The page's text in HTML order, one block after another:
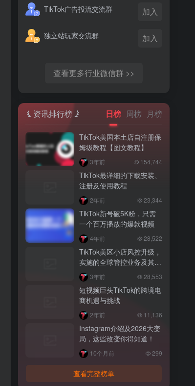
TikTok广告投流交流群 加入
独立站玩家交流群 加入
查看更多行业微信群 >>
资讯排行榜 日榜 周榜 月榜
TikTok美国本土店自注册保
姆级教程【图文教程】
3年前 154,744
TikTok最详细的下载安装、
注册及使用教程
2年前 23,344
TikTok新号破5K粉，只需
一个百万播放的爆款视频
4年前 28,522
TikTok美区小店风控升级，
实施的全球管控业务及其要
求解读3年前 28,553
短视频巨头TikTok的跨境电
商机遇与挑战
2年前 11,136
Instagram介绍及2026大变
局，这些改变你得知道！
10个月前 299
查看完整榜单